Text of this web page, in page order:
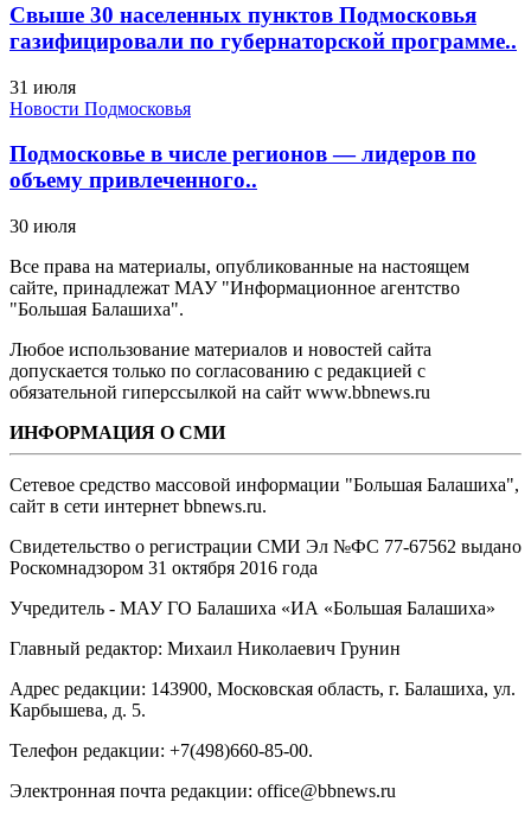
Свыше 30 населенных пунктов Подмосковья
газифицировали по губернаторской программе..
31 июля
Новости Подмосковья
Подмосковье в числе регионов — лидеров по
объему привлеченного..
30 июля
Все права на материалы, опубликованные на настоящем
сайте, принадлежат МАУ "Информационное агентство
"Большая Балашиха".
Любое использование материалов и новостей сайта
допускается только по согласованию с редакцией с
обязательной гиперссылкой на сайт www.bbnews.ru
ИНФОРМАЦИЯ О СМИ
Сетевое средство массовой информации "Большая Балашиха",
сайт в сети интернет bbnews.ru.
Свидетельство о регистрации СМИ Эл №ФС ‎77-67562 выдано
Роскомнадзором 31 октября 2016 года
Учредитель - МАУ ГО Балашиха «ИА «Большая Балашиха»
Главный редактор: Михаил Николаевич Грунин
Адрес редакции: 143900, Московская область, г. Балашиха, ул.
Карбышева, д. 5.
Телефон редакции: +7(498)660-85-00.
Электронная почта редакции: office@bbnews.ru